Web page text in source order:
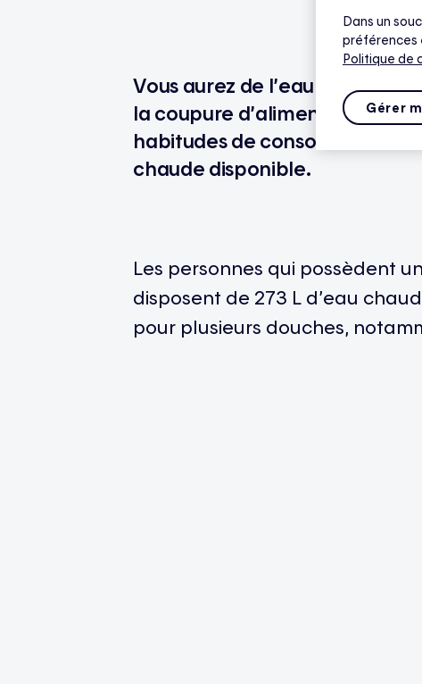
Vous aurez de l’eau chaude
la coupure d’alimentation
habitudes de consommation
chaude disponible.
Les personnes qui possèdent un
disposent de 273 L d’eau
pour plusieurs douches,
Dans un
préférences
Politique de
Gérer